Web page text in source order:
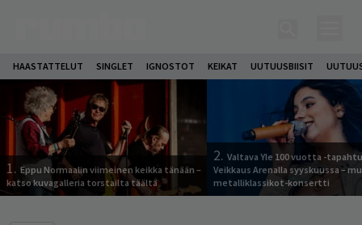
HAASTATTELUT SINGLET IGNOSTOT KEIKAT UUTUUSBIISIT
1. Eppu Normaalin viimeinen keikka tänään –
katso kuvagalleria torstailta täältä
2. Valtava Yle 100 vuotta -
Veikkaus Arenalla syyskuussa –
metalliklassikot-konsertti